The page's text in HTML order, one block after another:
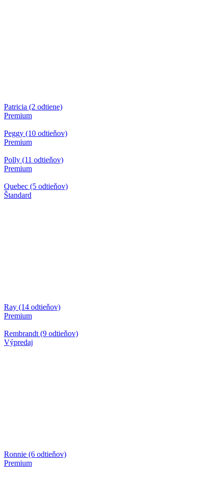
Patricia (2 odtiene)
Premium
Peggy (10 odtieňov)
Premium
Polly (11 odtieňov)
Premium
Quebec (5 odtieňov)
Štandard
Ray (14 odtieňov)
Premium
Rembrandt (9 odtieňov)
Výpredaj
Ronnie (6 odtieňov)
Premium